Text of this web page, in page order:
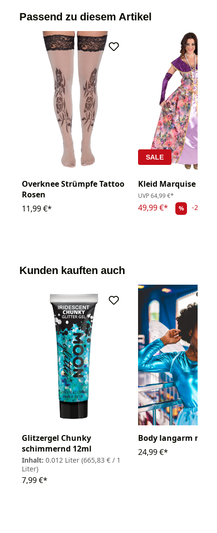
Passend zu diesem Artikel
Overknee Strümpfe Tattoo
Rosen
11,99 €*
SALE
Kleid Marquise
UVP64,99 €*
49,99 €* % -23.08%
Kunden kauften auch
Glitzergel Chunky
schimmernd 12ml
Inhalt: 0.012 Liter (665,83 € / 1
Liter)
7,99 €*
Body langarm
24,99 €*